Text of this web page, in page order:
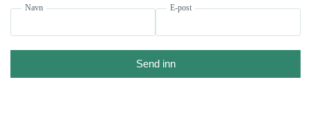
Navn E-post
Send inn